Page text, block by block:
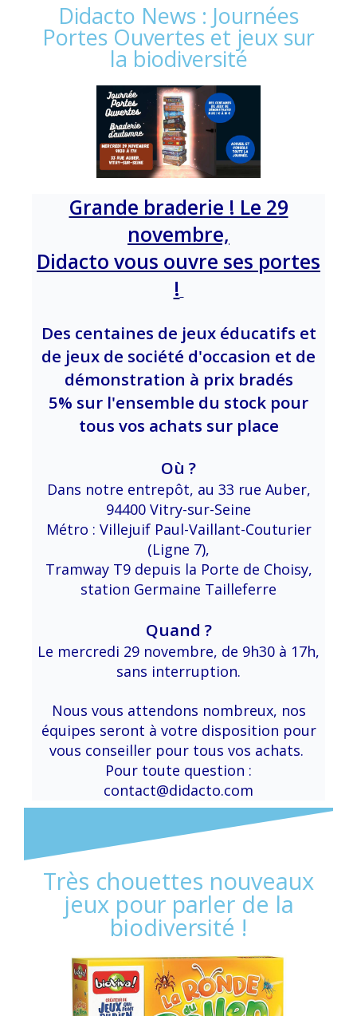
Didacto News : Journées
Portes Ouvertes et jeux sur
la biodiversité
Grande braderie ! Le 29
novembre,
Didacto vous ouvre ses portes
!
Des centaines de jeux éducatifs et
de jeux de société d'occasion et de
démonstration à prix bradés
5% sur l'ensemble du stock pour
tous vos achats sur place
Où ?
Dans notre entrepôt, au 33 rue Auber,
94400 Vitry-sur-Seine
Métro : Villejuif Paul-Vaillant-Couturier
(Ligne 7),
Tramway T9 depuis la Porte de Choisy,
station Germaine Tailleferre
Quand ?
Le mercredi 29 novembre, de 9h30 à 17h,
sans interruption.
Nous vous attendons nombreux, nos
équipes seront à votre disposition pour
vous conseiller pour tous vos achats.
Pour toute question :
contact@didacto.com
Très chouettes nouveaux
jeux pour parler de la
biodiversité !